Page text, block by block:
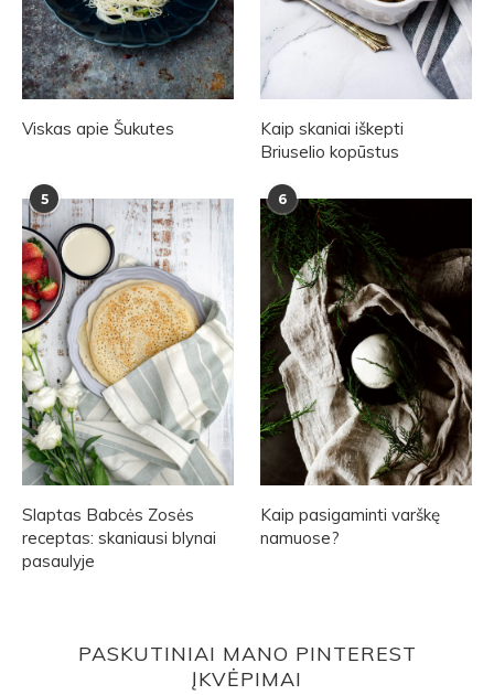
Viskas apie Šukutes
Kaip skaniai iškepti
Briuselio kopūstus
5
Slaptas Babcės Zosės
receptas: skaniausi blynai
pasaulyje
6
Kaip pasigaminti varškę
namuose?
PASKUTINIAI MANO PINTEREST
ĮKVĖPIMAI